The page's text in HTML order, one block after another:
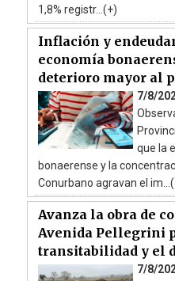
1,8% registr...(+)
Inflación y
economía
deterioro mayor al
7/8/
que la
bonaerense y la
Conurbano agravan el
Avanza la obra de
Avenida Pellegrini
transitabilidad y el
7/8/